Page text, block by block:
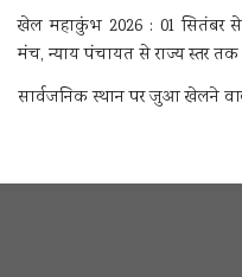
खेल महाकुंभ 2026 : 01 सितंबर से
मंच, न्याय पंचायत से राज्य स्तर तक
सार्वजनिक स्थान पर जुआ खेलने